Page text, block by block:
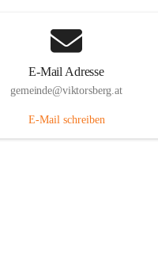
E-Mail Adresse
gemeinde@viktorsberg.at
E-Mail schreiben